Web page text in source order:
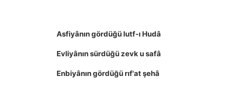
Asfiyânın gördüğü lutf-ı Hudâ
Evliyânın sürdüğü zevk u safâ
Enbiyânın gördüğü rıf'at şehâ